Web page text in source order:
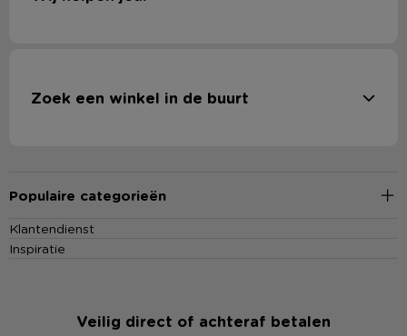
Zoek een winkel in de buurt
Populaire categorieën
Klantendienst
Inspiratie
Veilig direct of achteraf betalen